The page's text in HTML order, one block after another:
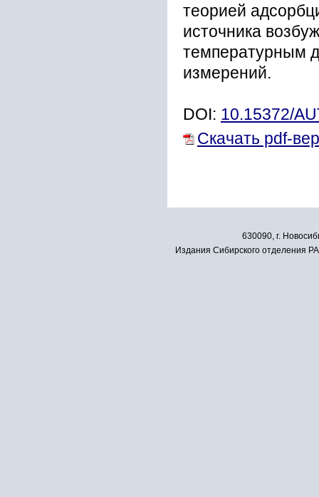
теорией
источника
температурным
измерений.
DOI: 10.15372/
Скачать pdf-
630090, г.
Издания Сибирского отделения